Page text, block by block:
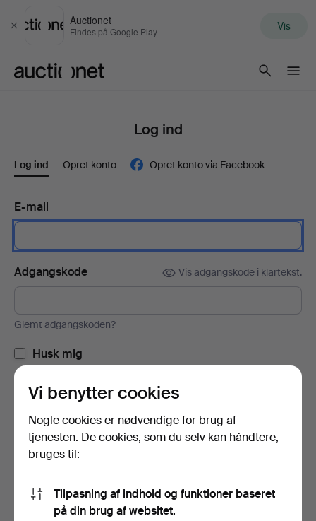
Luk
Auctionet
Findes på Google Play Vis
Log ind
Log ind Opret konto Opret konto via Facebook
E-mail
Adgangskode Vis adgangskode i klartekst.
Glemt adgangskoden?
Husk mig
Log ind
eller log ind via Facebook her
Vi benytter cookies
Nogle cookies er nødvendige for brug af
tjenesten. De cookies, som du selv kan håndtere,
bruges til:
Tilpasning af indhold og funktioner baseret
på din brug af websitet.